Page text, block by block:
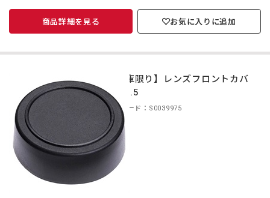
商品詳細を見る お気に入りに追加
【在庫限り】レンズフロントカバ
ー 37.5
商品コード：S0039975